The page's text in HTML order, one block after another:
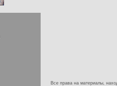
Все права на материалы,